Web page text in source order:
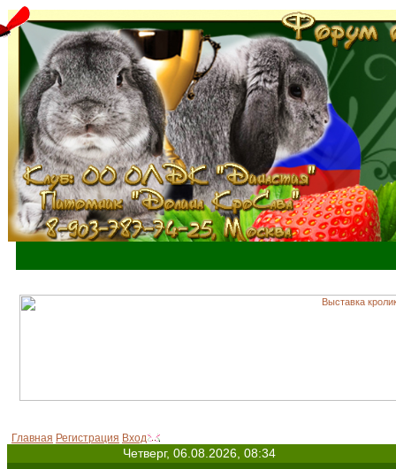
Главная Регистрация Вход
Четверг, 06.08.2026, 08:34